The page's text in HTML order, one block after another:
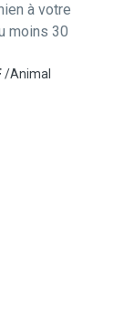
à votre
moins 30
/Animal